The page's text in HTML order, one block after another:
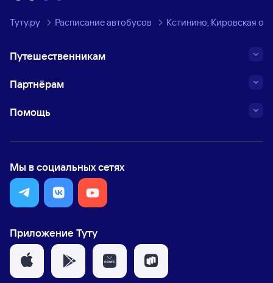
Туту.ру Расписание автобусов Кстинино, Кировская
Путешественникам
Партнёрам
Помощь
Мы в социальных сетях
Приложение Туту